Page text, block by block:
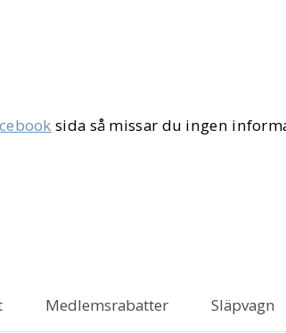
sida så missar du ingen
Medlemsrabatter Släpvagn